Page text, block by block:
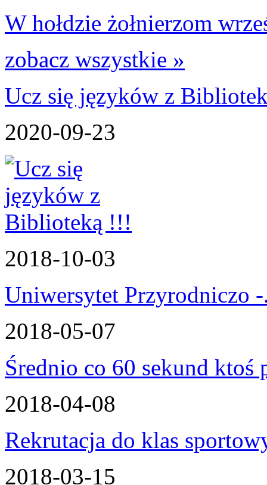
W hołdzie żołnierzom
zobacz wszystkie »
Ucz się języków z
2020-09-23
2018-10-03
Uniwersytet Przyrodniczo
2018-05-07
Średnio co 60 sekund ktoś
2018-04-08
Rekrutacja do klas
2018-03-15